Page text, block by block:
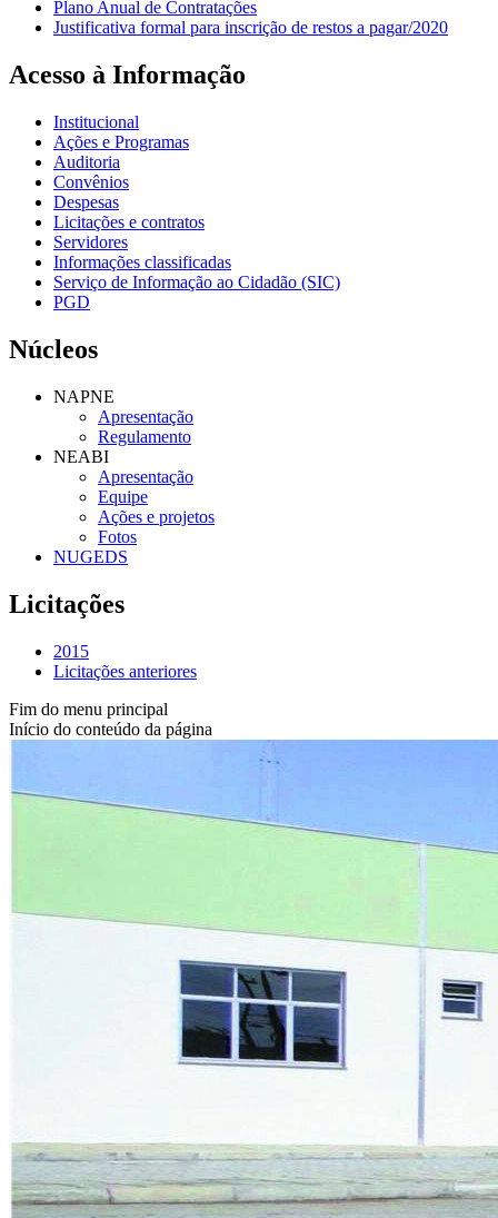
Plano Anual de Contratações
Justificativa formal para inscrição de restos a pagar/2020
Acesso à Informação
Institucional
Ações e Programas
Auditoria
Convênios
Despesas
Licitações e contratos
Servidores
Informações classificadas
Serviço de Informação ao Cidadão (SIC)
PGD
Núcleos
NAPNE
Apresentação
Regulamento
NEABI
Apresentação
Equipe
Ações e projetos
Fotos
NUGEDS
Licitações
2015
Licitações anteriores
Fim do menu principal
Início do conteúdo da página